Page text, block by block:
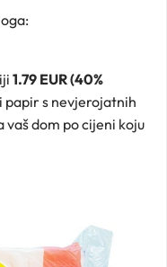
1.79 EUR (40%
s nevjerojatnih
vaš dom po cijeni koju